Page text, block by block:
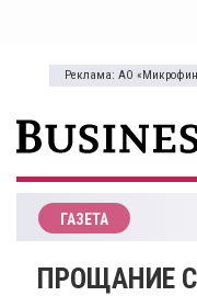
Реклама: АО
ГАЗЕТА
ПРОЩАНИЕ